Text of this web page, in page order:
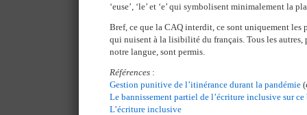
‘euse’, ‘le’ et ‘e’ qui symbolisent minimalement la
Bref, ce que la CAQ interdit, ce sont uniquement les
qui nuisent à la lisibilité du français. Tous les autres,
notre langue, sont permis.
Références :
Gestion punitive de l’itinérance durant la pandémie
Le bannissement partiel de l’écriture inclusive sur
L’écriture inclusive